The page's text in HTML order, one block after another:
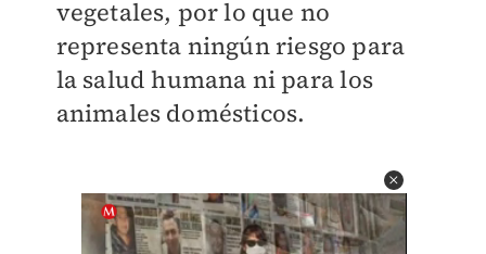
vegetales, por lo que no
representa ningún riesgo para
la salud humana ni para los
animales domésticos.